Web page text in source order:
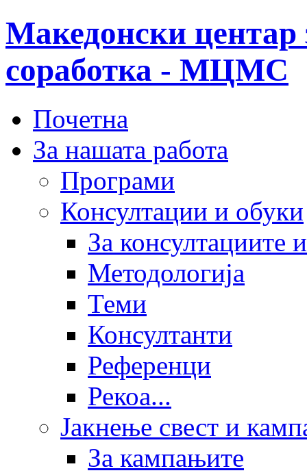
Македонски центар
соработка - МЦМС
Почетна
За нашата работа
Програми
Консултации и обуки
За консултациите
Методологија
Теми
Консултанти
Референци
Рекоа...
Јакнење свест и
За кампањите